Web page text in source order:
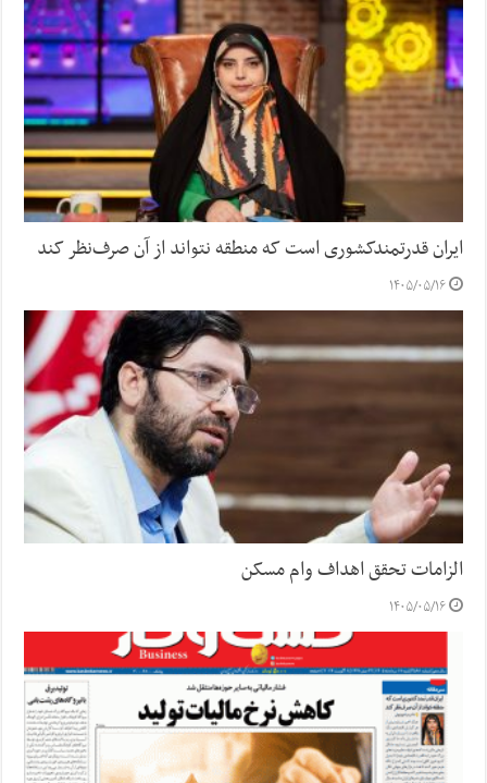
ایران قدرتمندکشوری است که منطقه نتواند از آن صرف‌نظر کند
۱۴۰۵/۰۵/۱۶
الزامات تحقق اهداف وام مسکن
۱۴۰۵/۰۵/۱۶